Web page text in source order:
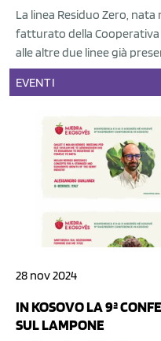
La linea Residuo Zero, nata
fatturato della Cooperativa
alle altre due linee già
EVENTI
28 nov 2024
IN KOSOVO LA 9ª
SUL LAMPONE